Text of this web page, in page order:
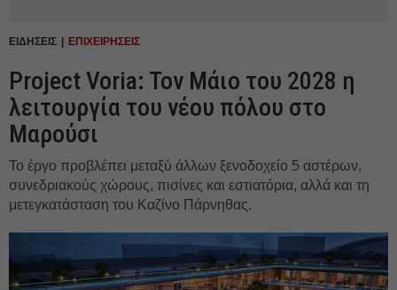
ΕΙΔΗΣΕΙΣ ΕΠΙΧΕΙΡΗΣΕΙΣ
Project Voria: Τον Μάιο του 2028 η
λειτουργία του νέου πόλου στο
Μαρούσι
Το έργο προβλέπει μεταξύ άλλων ξενοδοχείο 5 αστέρων,
συνεδριακούς χώρους, πισίνες και εστιατόρια, αλλά και τη
μετεγκατάσταση του Καζίνο Πάρνηθας.